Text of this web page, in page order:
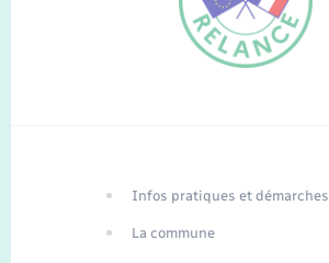
Traduction du
Infos pratiques et démarches
La commune